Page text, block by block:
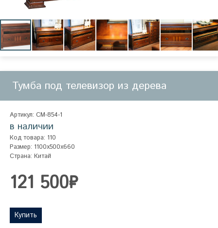
Тумба под телевизор из дерева
Артикул: СМ-854-1
в наличии
Код товара: 110
Размер: 1100x500x660
Страна: Китай
121 500₽
Купить